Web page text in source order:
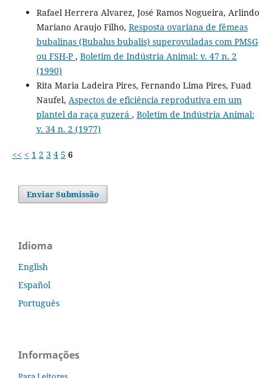
Rafael Herrera Alvarez, José Ramos Nogueira, Arlindo
Mariano Araujo Filho, Resposta ovariana de fêmeas
bubalinas (Bubalus bubalis) superovuladas com PMSG
ou FSH-P , Boletim de Indústria Animal: v. 47 n. 2
(1990)
Rita Maria Ladeira Pires, Fernando Lima Pires, Fuad
Naufel, Aspectos de eficiência reprodutiva em um
plantel da raça guzerá , Boletim de Indústria Animal:
v. 34 n. 2 (1977)
<< < 1 2 3 4 5 6
Enviar Submissão
Idioma
English
Español
Português
Informações